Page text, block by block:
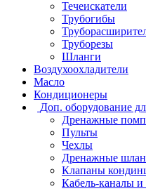
Течеискатели
Трубогибы
Труборезы
Шланги
Воздухоохладители
Масло
Кондиционеры
Доп. оборудование
Дренажные
Пульты
Чехлы
Дренажные
Клапаны
Кабель-каналы и